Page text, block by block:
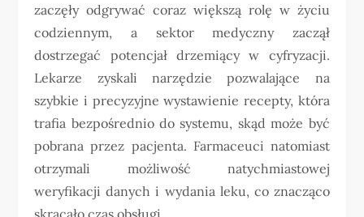
zaczęły odgrywać coraz większą rolę w życiu
codziennym, a sektor medyczny zaczął
dostrzegać potencjał drzemiący w cyfryzacji.
Lekarze zyskali narzędzie pozwalające na
szybkie i precyzyjne wystawienie recepty, która
trafia bezpośrednio do systemu, skąd może być
pobrana przez pacjenta. Farmaceuci natomiast
otrzymali możliwość natychmiastowej
weryfikacji danych i wydania leku, co znacząco
skracało czas obsługi.